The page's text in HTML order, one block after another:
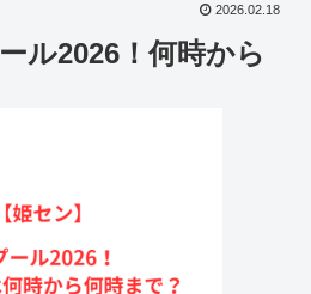
2026.02.18
ル2026！何時から